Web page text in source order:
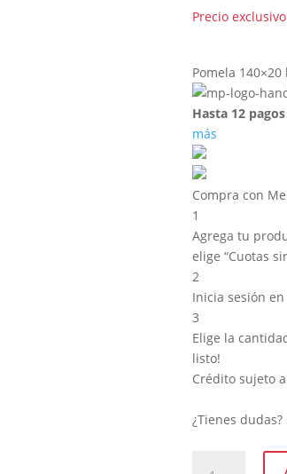
Pomela
Hasta 12
más
Compra con
1
Agrega tu
elige “Cuotas
2
Inicia sesión
3
Elige la
listo!
Crédito sujeto
¿Tienes